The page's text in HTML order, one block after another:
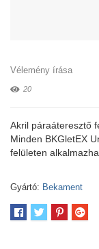
Vélemény írása
20
Akril páraáteresztő
Minden BKGletEX
felületen
Gyártó: Bekament